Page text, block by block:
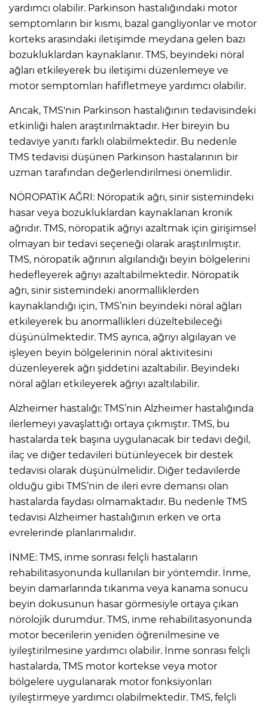
yardımcı olabilir. Parkinson hastalığındaki motor
semptomların bir kısmı, bazal gangliyonlar ve motor
korteks arasındaki iletişimde meydana gelen bazı
bozukluklardan kaynaklanır. TMS, beyindeki nöral
ağları etkileyerek bu iletişimi düzenlemeye ve
motor semptomları hafifletmeye yardımcı olabilir.
Ancak, TMS'nin Parkinson hastalığının tedavisindeki
etkinliği halen araştırılmaktadır. Her bireyin bu
tedaviye yanıtı farklı olabilmektedir. Bu nedenle
TMS tedavisi düşünen Parkinson hastalarının bir
uzman tarafından değerlendirilmesi önemlidir.
NÖROPATİK AĞRI: Nöropatik ağrı, sinir sistemindeki
hasar veya bozukluklardan kaynaklanan kronik
ağrıdır. TMS, nöropatik ağrıyı azaltmak için girişimsel
olmayan bir tedavi seçeneği olarak araştırılmıştır.
TMS, nöropatik ağrının algılandığı beyin bölgelerini
hedefleyerek ağrıyı azaltabilmektedir. Nöropatik
ağrı, sinir sistemindeki anormalliklerden
kaynaklandığı için, TMS’nin beyindeki nöral ağları
etkileyerek bu anormallikleri düzeltebileceği
düşünülmektedir. TMS ayrıca, ağrıyı algılayan ve
işleyen beyin bölgelerinin nöral aktivitesini
düzenleyerek ağrı şiddetini azaltabilir. Beyindeki
nöral ağları etkileyerek ağrıyı azaltılabilir.
Alzheimer hastalığı: TMS’nin Alzheimer hastalığında
ilerlemeyi yavaşlattığı ortaya çıkmıştır. TMS, bu
hastalarda tek başına uygulanacak bir tedavi değil,
ilaç ve diğer tedavileri bütünleyecek bir destek
tedavisi olarak düşünülmelidir. Diğer tedavilerde
olduğu gibi TMS’nin de ileri evre demansı olan
hastalarda faydası olmamaktadır. Bu nedenle TMS
tedavisi Alzheimer hastalığının erken ve orta
evrelerinde planlanmalıdır.
İNME: TMS, inme sonrası felçli hastaların
rehabilitasyonunda kullanılan bir yöntemdir. İnme,
beyin damarlarında tıkanma veya kanama sonucu
beyin dokusunun hasar görmesiyle ortaya çıkan
nörolojik durumdur. TMS, inme rehabilitasyonunda
motor becerilerin yeniden öğrenilmesine ve
iyileştirilmesine yardımcı olabilir. İnme sonrası felçli
hastalarda, TMS motor kortekse veya motor
bölgelere uygulanarak motor fonksiyonları
iyileştirmeye yardımcı olabilmektedir. TMS, felçli